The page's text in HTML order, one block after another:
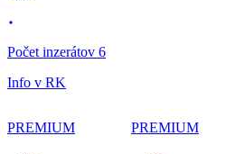
Počet inzerátov 6
Info v RK
PREMIUM PREMIUM